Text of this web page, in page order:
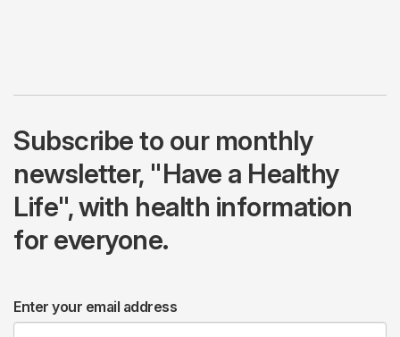
Subscribe to our monthly
newsletter, "Have a Healthy
Life", with health information
for everyone.
Enter your email address